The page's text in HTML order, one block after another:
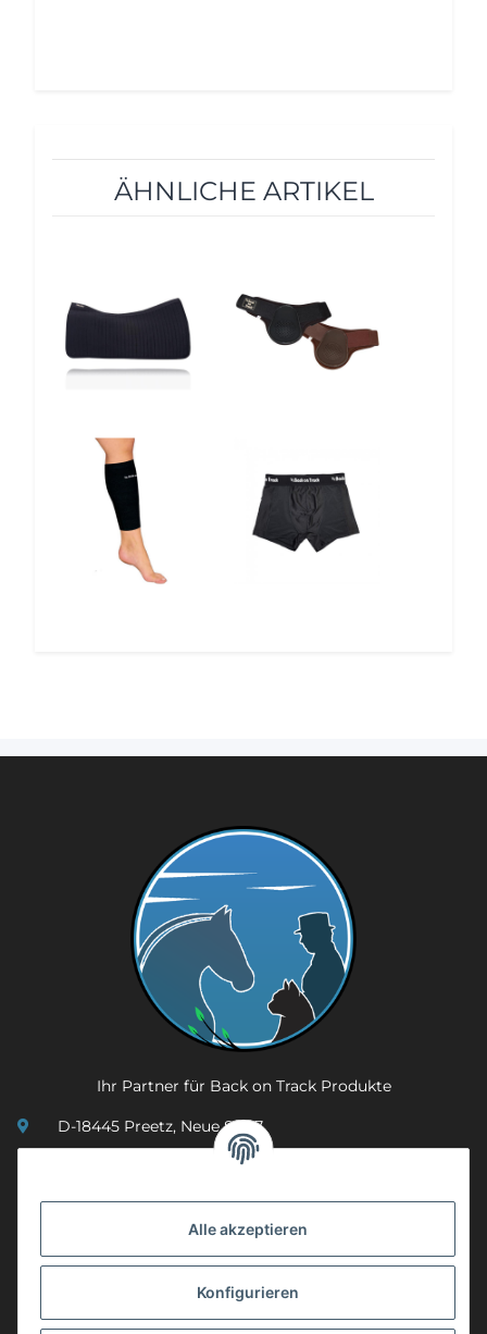
Alle akzeptieren
Konfigurieren
ÄHNLICHE ARTIKEL
12%
Ihr Partner für Back on Track Produkte
D-18445 Preetz, Neue Str. 7
info@mobility-in-harmony.de
Informationen
Back on Track